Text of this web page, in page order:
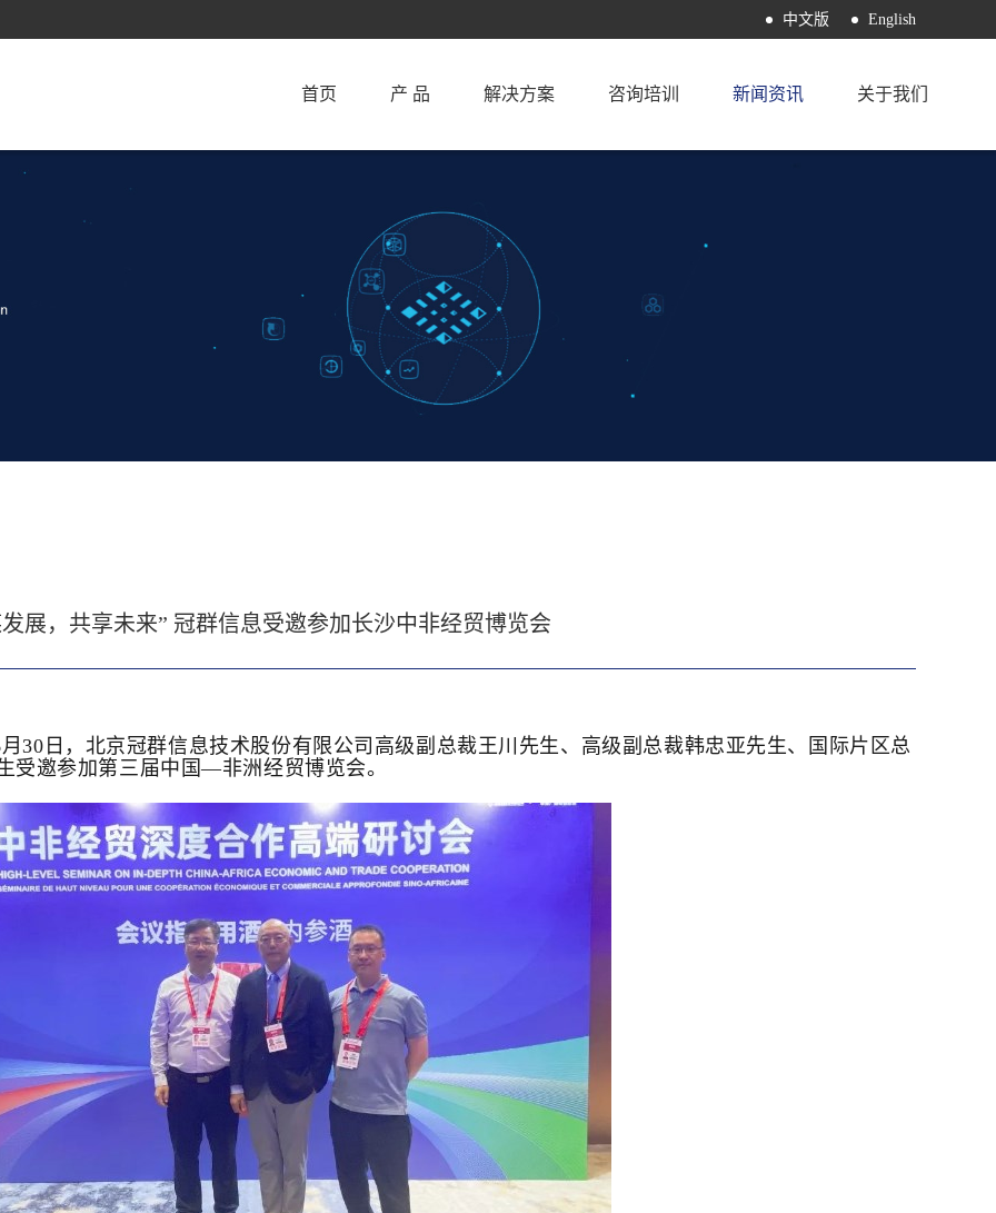
中文版 English
首页 产 品 解决方案 咨询培训 新闻资讯 关于我们
展，共享未来” 冠群信息受邀参加长沙中非经贸博览会
30日，北京冠群信息技术股份有限公司高级副总裁王川先生、高级副总裁韩忠亚先生、国际片区总
受邀参加第三届中国—非洲经贸博览会。